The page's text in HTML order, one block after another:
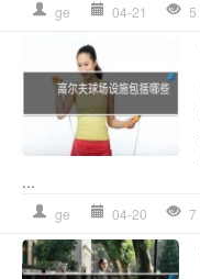
ge 04-21 5
...
ge 04-20 7